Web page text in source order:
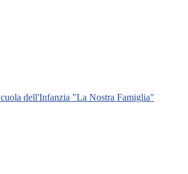
dell'Infanzia "La Nostra Famiglia"